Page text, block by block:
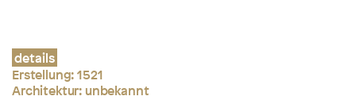
details
Erstellung: 1521
Architektur: unbekannt